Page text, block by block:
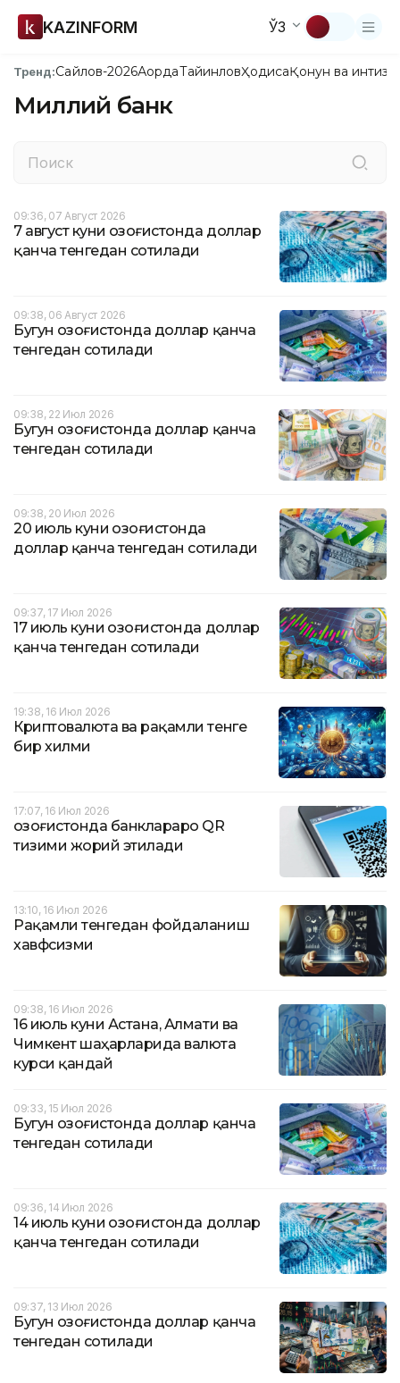
KAZINFORM ЎЗ
Тренд:Сайлов-2026АқордаТайинловҲодисаҚонун ва
Миллий банк
09:36, 07 Август 2026
7 август куни Қозоғистонда доллар
қанча тенгедан сотилади
09:38, 06 Август 2026
Бугун Қозоғистонда доллар қанча
тенгедан сотилади
09:38, 22 Июл 2026
Бугун Қозоғистонда доллар қанча
тенгедан сотилади
09:38, 20 Июл 2026
20 июль куни Қозоғистонда
доллар қанча тенгедан сотилади
09:37, 17 Июл 2026
17 июль куни Қозоғистонда доллар
қанча тенгедан сотилади
19:38, 16 Июл 2026
Криптовалюта ва рақамли тенге
бир хилми
17:07, 16 Июл 2026
Қозоғистонда банклараро QR
тизими жорий этилади
13:10, 16 Июл 2026
Рақамли тенгедан фойдаланиш
хавфсизми
09:38, 16 Июл 2026
16 июль куни Астана, Алмати ва
Чимкент шаҳарларида валюта
курси қандай
09:33, 15 Июл 2026
Бугун Қозоғистонда доллар қанча
тенгедан сотилади
09:36, 14 Июл 2026
14 июль куни Қозоғистонда доллар
қанча тенгедан сотилади
09:37, 13 Июл 2026
Бугун Қозоғистонда доллар қанча
тенгедан сотилади